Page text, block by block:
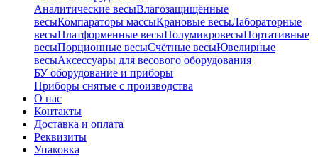
Аналитические весыВлагозащищённые
весыКомпараторы массыКрановые весыЛабораторные
весыПлатформенные весыПолумикровесыПортативные
весыПорционные весыСчётные весыЮвелирные
весыАксессуары для весового оборудования
БУ оборудование и приборы
Приборы снятые с производства
О нас
Контакты
Доставка и оплата
Реквизиты
Упаковка